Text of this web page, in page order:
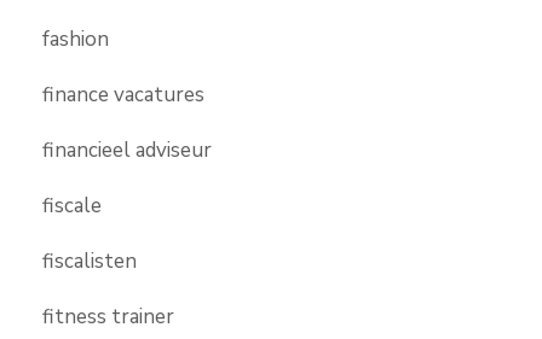
fashion
finance vacatures
financieel adviseur
fiscale
fiscalisten
fitness trainer